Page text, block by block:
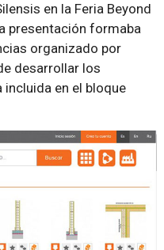
en la Feria Beyond
presentación formaba
organizado por
desarrollar los
incluida en el bloque